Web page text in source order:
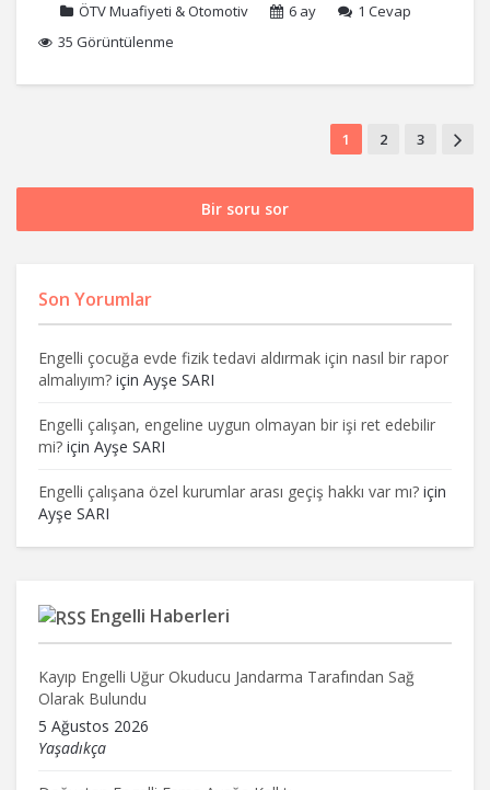
ÖTV Muafiyeti & Otomotiv 6 ay 1 Cevap
35 Görüntülenme
1 2 3
Bir soru sor
Son Yorumlar
Engelli çocuğa evde fizik tedavi aldırmak için nasıl bir rapor
almalıyım? için Ayşe SARI
Engelli çalışan, engeline uygun olmayan bir işi ret edebilir
mi? için Ayşe SARI
Engelli çalışana özel kurumlar arası geçiş hakkı var mı? için
Ayşe SARI
Engelli Haberleri
Kayıp Engelli Uğur Okuducu Jandarma Tarafından Sağ
Olarak Bulundu
5 Ağustos 2026
Yaşadıkça